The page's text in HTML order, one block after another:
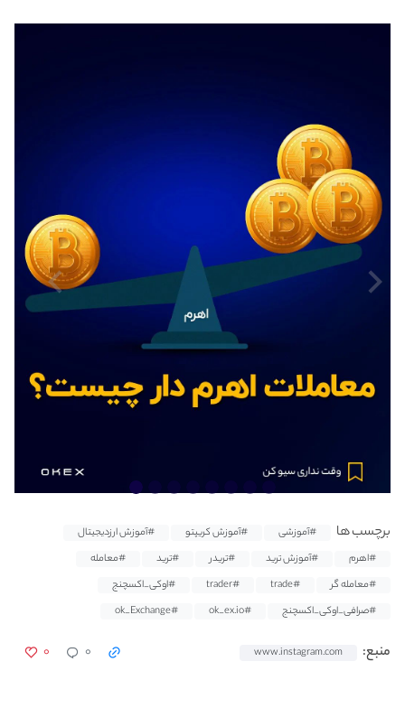
برچسب ها #آموزشی #آموزش کریپتو
#آموزش ارزدیجیتال
#اهرم
#آموزش ترید #تریدر #ترید
#معامله
#معامله گر
#trade
#trader
#اوکی_اکسچنج
#صرافی_اوکی_اکسچنج
#ok_ex.io
#ok_Exchange
منبع: www.instagram.com ۰ ۰